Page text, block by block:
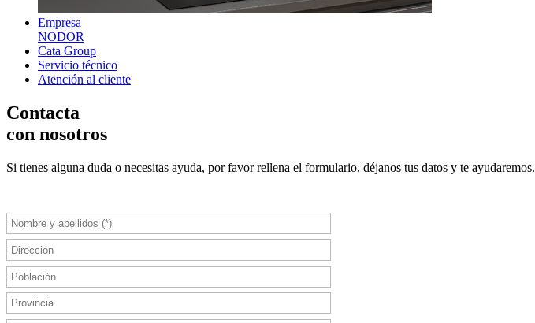
Empresa
NODOR
Cata Group
Servicio técnico
Atención al cliente
Contacta
con nosotros
Si tienes alguna duda o necesitas ayuda, por favor rellena el formulario, déjanos tus datos y te ayudaremos.